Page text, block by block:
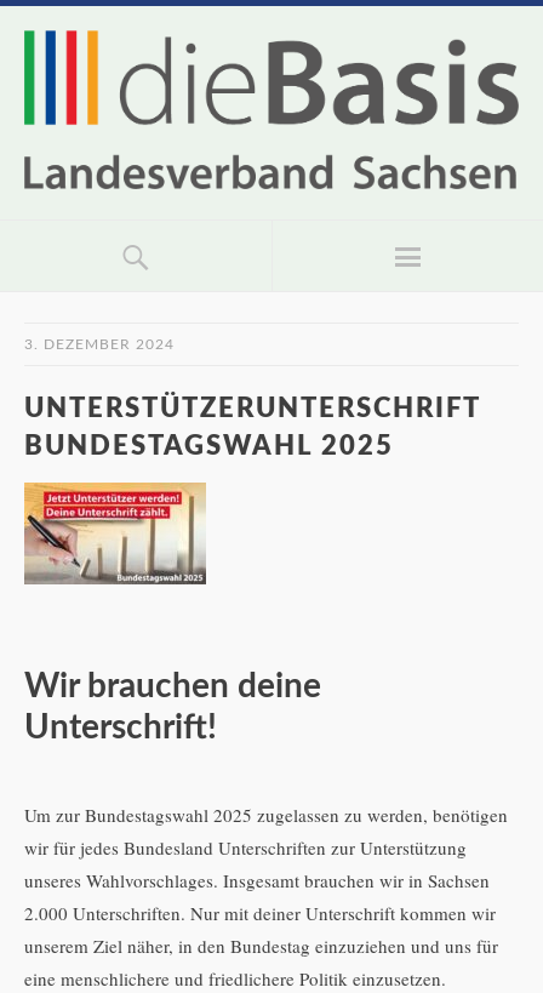
3. DEZEMBER 2024
UNTERSTÜTZERUNTERSCHRIFT
BUNDESTAGSWAHL 2025
Wir brauchen deine
Unterschrift!
Um zur Bundestagswahl 2025 zugelassen zu werden, benötigen
wir für jedes Bundesland Unterschriften zur Unterstützung
unseres Wahlvorschlages. Insgesamt brauchen wir in Sachsen
2.000 Unterschriften. Nur mit deiner Unterschrift kommen wir
unserem Ziel näher, in den Bundestag einzuziehen und uns für
eine menschlichere und friedlichere Politik einzusetzen.